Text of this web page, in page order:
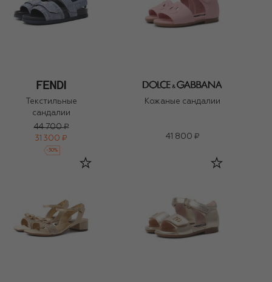
Текстильные
сандалии
44 700 ₽
31 300 ₽
-30%
Кожаные сандалии
41 800 ₽